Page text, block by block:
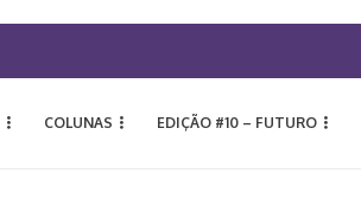
COLUNAS EDIÇÃO #10 – FUTURO